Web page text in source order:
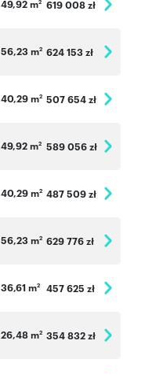
49,92 m2 619 008 zł
56,23 m2 624 153 zł
40,29 m2 507 654 zł
49,92 m2 589 056 zł
40,29 m2 487 509 zł
56,23 m2 629 776 zł
36,61 m2 457 625 zł
26,48 m2 354 832 zł